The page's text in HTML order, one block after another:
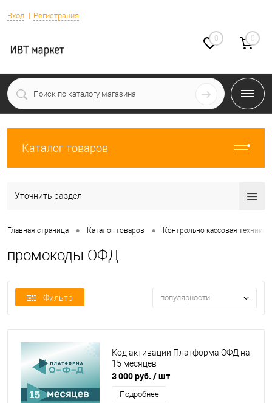
Вход Регистрация
0 0
Каталог товаров
Уточнить раздел
Главная страница • Каталог товаров • Контрольно-кассовая техника
промокоды ОФД
Фильтр популярности
Код активации Платформа ОФД на
15 месяцев
3 000 руб. / шт
Подробнее